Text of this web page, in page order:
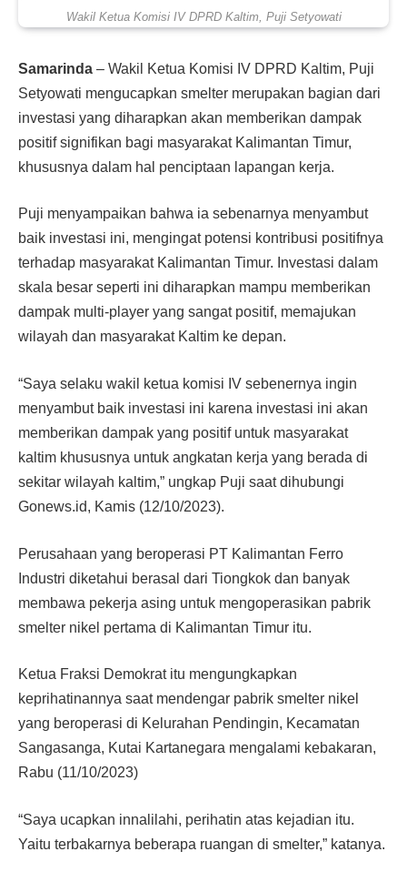
Wakil Ketua Komisi IV DPRD Kaltim, Puji Setyowati
Samarinda – Wakil Ketua Komisi IV DPRD Kaltim, Puji
Setyowati mengucapkan smelter merupakan bagian dari
investasi yang diharapkan akan memberikan dampak
positif signifikan bagi masyarakat Kalimantan Timur,
khususnya dalam hal penciptaan lapangan kerja.
Puji menyampaikan bahwa ia sebenarnya menyambut
baik investasi ini, mengingat potensi kontribusi positifnya
terhadap masyarakat Kalimantan Timur. Investasi dalam
skala besar seperti ini diharapkan mampu memberikan
dampak multi-player yang sangat positif, memajukan
wilayah dan masyarakat Kaltim ke depan.
“Saya selaku wakil ketua komisi IV sebenernya ingin
menyambut baik investasi ini karena investasi ini akan
memberikan dampak yang positif untuk masyarakat
kaltim khususnya untuk angkatan kerja yang berada di
sekitar wilayah kaltim,” ungkap Puji saat dihubungi
Gonews.id, Kamis (12/10/2023).
Perusahaan yang beroperasi PT Kalimantan Ferro
Industri diketahui berasal dari Tiongkok dan banyak
membawa pekerja asing untuk mengoperasikan pabrik
smelter nikel pertama di Kalimantan Timur itu.
Ketua Fraksi Demokrat itu mengungkapkan
keprihatinannya saat mendengar pabrik smelter nikel
yang beroperasi di Kelurahan Pendingin, Kecamatan
Sangasanga, Kutai Kartanegara mengalami kebakaran,
Rabu (11/10/2023)
“Saya ucapkan innalilahi, perihatin atas kejadian itu.
Yaitu terbakarnya beberapa ruangan di smelter,” katanya.